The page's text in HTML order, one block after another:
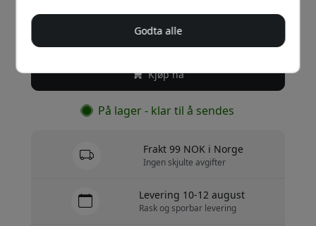
Anbefalt pris
249 NOK
Kjøp nå
På lager - klar til å sendes
Frakt 99 NOK i Norge
Ingen skjulte avgifter
Levering 10-12 august
Rask og sporbar levering
Godta alle